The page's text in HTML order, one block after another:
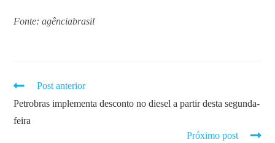
Fonte: agênciabrasil
Post anterior
Petrobras implementa desconto no diesel a partir desta segunda-
feira
Próximo post